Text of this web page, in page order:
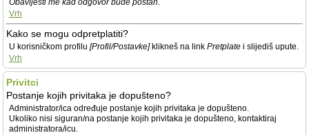
Obavijesti me kad odgovor bude postan.
Vrh
Kako se mogu odpretplatiti?
U korisničkom profilu [Profil/Postavke]klikneš na link Pretplate i slijediš upute.
Vrh
Privitci
Postanje kojih privitaka je dopušteno?
Administrator/ica određuje postanje kojih privitaka je dopušteno.
Ukoliko nisi siguran/na postanje kojih privitaka je dopušteno, kontaktiraj
administratora/icu.